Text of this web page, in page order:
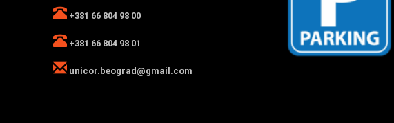
+381 66 804 98 00
+381 66 804 98 01
unicor.beograd@gmail.com